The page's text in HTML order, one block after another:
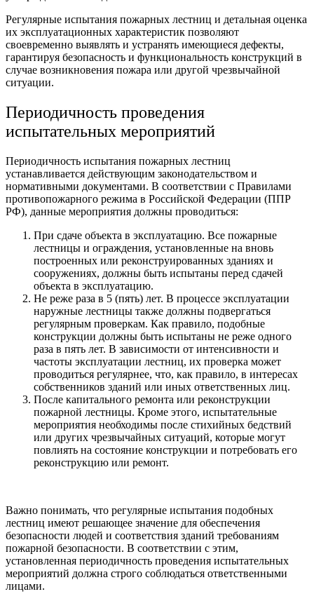
Регулярные испытания пожарных лестниц и детальная оценка
их эксплуатационных характеристик позволяют
своевременно выявлять и устранять имеющиеся дефекты,
гарантируя безопасность и функциональность конструкций в
случае возникновения пожара или другой чрезвычайной
ситуации.
Периодичность проведения
испытательных мероприятий
Периодичность испытания пожарных лестниц
устанавливается действующим законодательством и
нормативными документами. В соответствии с Правилами
противопожарного режима в Российской Федерации (ППР
РФ), данные мероприятия должны проводиться:
При сдаче объекта в эксплуатацию. Все пожарные
лестницы и ограждения, установленные на вновь
построенных или реконструированных зданиях и
сооружениях, должны быть испытаны перед сдачей
объекта в эксплуатацию.
Не реже раза в 5 (пять) лет. В процессе эксплуатации
наружные лестницы также должны подвергаться
регулярным проверкам. Как правило, подобные
конструкции должны быть испытаны не реже одного
раза в пять лет. В зависимости от интенсивности и
частоты эксплуатации лестниц, их проверка может
проводиться регулярнее, что, как правило, в интересах
собственников зданий или иных ответственных лиц.
После капитального ремонта или реконструкции
пожарной лестницы. Кроме этого, испытательные
мероприятия необходимы после стихийных бедствий
или других чрезвычайных ситуаций, которые могут
повлиять на состояние конструкции и потребовать его
реконструкцию или ремонт.
Важно понимать, что регулярные испытания подобных
лестниц имеют решающее значение для обеспечения
безопасности людей и соответствия зданий требованиям
пожарной безопасности. В соответствии с этим,
установленная периодичность проведения испытательных
мероприятий должна строго соблюдаться ответственными
лицами.